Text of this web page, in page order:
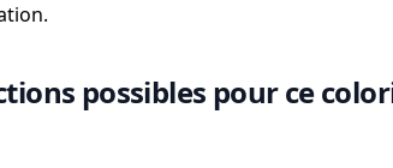
possibles pour ce
coeurs